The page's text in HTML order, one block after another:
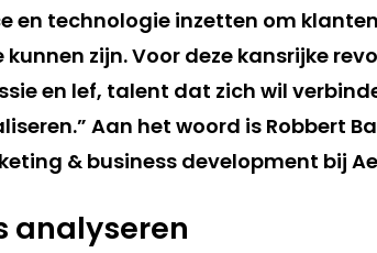
en technologie inzetten om
zijn. Voor deze kansrijke
en lef, talent dat zich wil
Aan het woord is Robbert
& business development bij
analyseren